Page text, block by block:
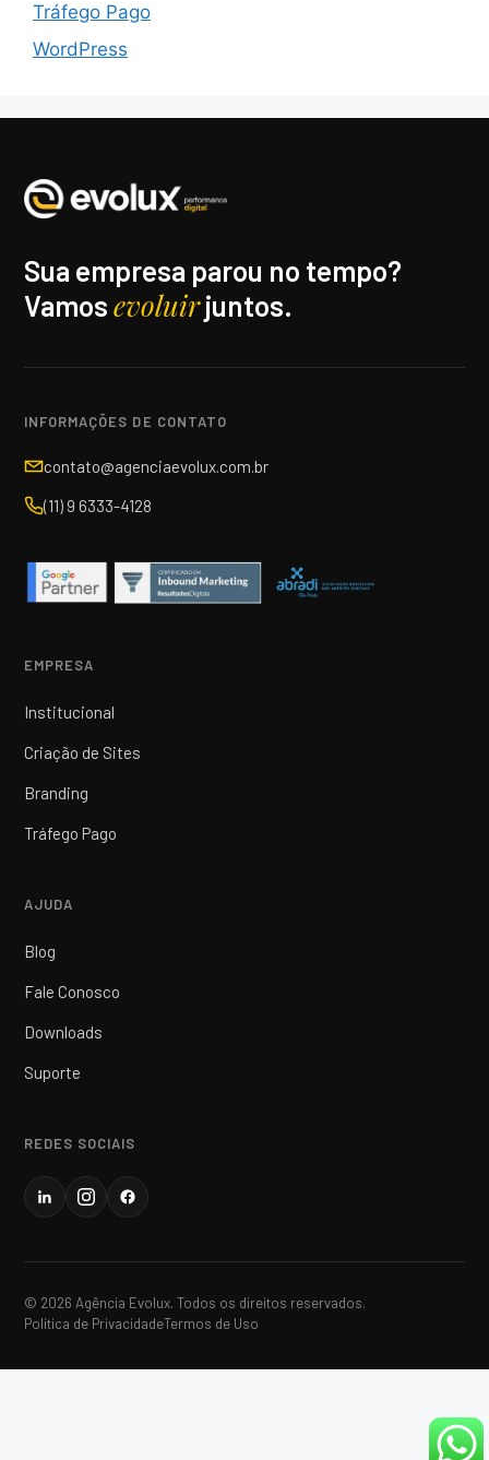
Tráfego Pago
WordPress
Sua empresa parou no tempo?
Vamosevoluirjuntos.
INFORMAÇÕES DE CONTATO
contato@agenciaevolux.com.br
(11) 9 6333-4128
EMPRESA
Institucional
Criação de Sites
Branding
Tráfego Pago
AJUDA
Blog
Fale Conosco
Downloads
Suporte
REDES SOCIAIS
© 2026 Agência Evolux. Todos os direitos reservados.
Política de PrivacidadeTermos de Uso